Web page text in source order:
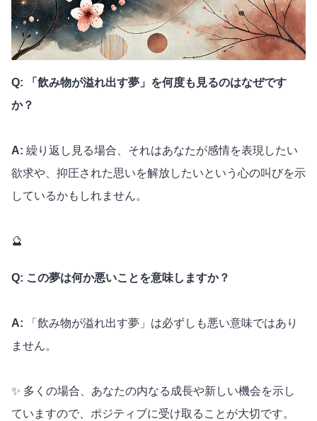
Q: 「飲み物が溢れ出す夢」を何度も見るのはなぜです
か？
A: 繰り返し見る場合、それはあなたが感情を表現したい
欲求や、抑圧された思いを解放したいという心の叫びを示
しているかもしれません。
🔮
Q: この夢は何か悪いことを意味しますか？
A:
「飲み物が溢れ出す夢」は必ずしも悪い意味ではあり
ません。
✨ 多くの場合、あなたの内なる成長や新しい機会を示し
ていますので、ポジティブに受け取ることが大切です。